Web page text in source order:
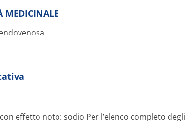
MEDICINALE
effetto noto: sodio Per l’elenco completo degli